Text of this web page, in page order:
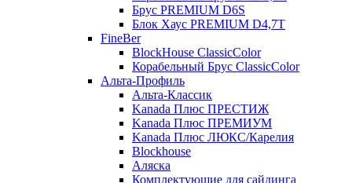
Брус PREMIUM D6S
Блок Хаус PREMIUM D4,7T
FineBer
BlockHouse ClassicColor
Корабельный Брус ClassicColor
Альта-Профиль
Альта-Классик
Kanada Плюс ПРЕСТИЖ
Kanada Плюс ПРЕМИУМ
Kanada Плюс ЛЮКС/Карелия
Blockhouse
Аляска
Комплектующие для сайдинга